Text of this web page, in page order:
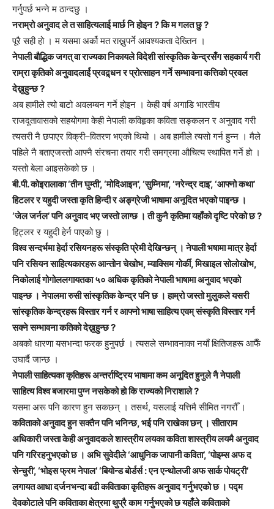
गर्नुपर्छ भन्ने म ठान्दछु ।
नराम्रो अनुवाद ले त साहित्यलाई मार्छ नि होइन ? कि म गलत छु ?
पूरै सही हो । म यसमा अर्को मत राख्नुपर्ने आवश्यकता देख्तिन ।
नेपाली बौद्धिक जगत् वा राज्यका निकायले विदेशी सांस्कृतिक केन्द्रसँग सहकार्य गरी
राम्रा कृतिको अनुवादलार्ई प्रवद्र्धन र प्रोत्साहन गर्ने सम्भावना कत्तिको प्रवल
देख्नुहुन्छ ?
अब हामीले त्यो बाटो अवलम्बन गर्ने होइन । केही वर्ष अगाडि भारतीय
राजदूतावासको सहयोगमा केही नेपाली कविहृका कविता सङ्कलन र अनुवाद गरी
त्यसरी नै छपाएर विक्री–वितरण भएको थियो । अब हामीले त्यसो गर्न हुन्न । मैले
पहिले नै बताएजस्तो आफ्नै संरचना तयार गरी समग्रमा औचित्य स्थापित गर्ने हो ।
यस्तो बेला आइसकेको छ ।
बी.पी. कोइरालाका ‘तीन घुम्ती’, ‘मोदिआइन’, ‘सुम्निमा’, ‘नरेन्द्र दाइ’, ‘आफ्नो कथा’
हिटलर र यहुदी जस्ता कृति हिन्दी र अङ्ग्रेजी भाषामा अनूदित भएको पाइन्छ ।
‘जेल जर्नल’ पनि अनुवाद भए जस्तो लाग्छ । ती कुनै कृतिमा यहाँको दृष्टि परेको छ ?
हिट्लर र यहुदी हेर्न पाएको छु ।
विश्व सन्दर्भमा हेर्दा रसियनहरू संस्कृति प्रेमी देखिन्छन् । नेपाली भषामा मात्र हेर्दा
पनि रसियन साहित्यकारहरू आन्तोन चेखोभ, म्याक्सिम गोर्की, मिखाइल सोलोखोभ,
निकोलाई गोगोललगायतका ५० अधिक कृतिको नेपाली भाषामा अनुवाद भएको
पाइन्छ । नेपालमा रुसी सांस्कृतिक केन्द्र पनि छ । हाम्रो जस्तो मुलुकले यसरी
सांस्कृतिक केन्द्रहरू विस्तार गर्न र आफ्नो भाषा साहित्य एवम् संस्कृति विस्तार गर्न
सक्ने सम्भावना कतिको देख्नुहुन्छ ?
अबको धारणा यसभन्दा फरक हुनुपर्छ । त्यसले सम्भावनाका नयाँ क्षितिजहरू आफैँ
उघार्दै जान्छ ।
नेपाली साहित्यका कृतिहरू अन्तर्राष्ट्रिय भाषामा कम अनूदित हुनुले नै नेपाली
साहित्य विश्व बजारमा पुग्न नसकेको हो कि राज्यको निराशाले ?
यसमा अरू पनि कारण हुन सकछन् । तसर्थ, यसलाई यत्तिमै सीमित नगरौँ ।
कविताको अनुवाद हुन सक्तैन पनि भनिन्छ, भई पनि राखेका छन् । सीताराम
अधिकारी जस्ता केही अनुवादकले शास्त्रीय लयका कविता शास्त्रीय लयमै अनुवाद
पनि गरिरहनुभएको छ । अभि सुवेदीले ‘आधुनिक जापानी कविता’, ‘पोइम्स अफ द
सेन्चुरी’, ‘भोइस फ्रम नेपाल’ ‘बियोन्ड बोर्डर्स : एन एन्थोलजी अफ सार्क पोयट्री’
लगायत आधा दर्जनभन्दा बढी कविताका कृतिहरू अनुवाद गर्नुभएको छ । पद्म
देवकोटाले पनि कविताका क्षेत्रमा थुप्रै काम गर्नुभएको छ यहाँले कविताको